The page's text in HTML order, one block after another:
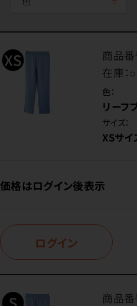
商品番
在庫：○
色：
リーフ
サイズ：
XSサイ
価格はログイン後表示
ログイン
商品番